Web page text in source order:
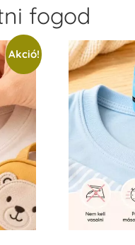
fogod
Akció!